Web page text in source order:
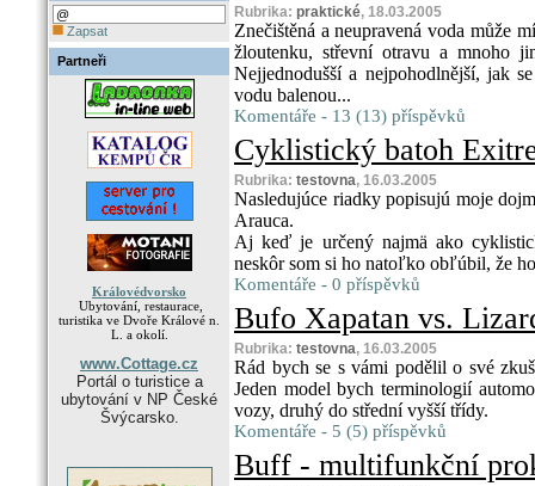
Zapsat
Partneři
Královédvorsko
Ubytování, restaurace,
turistika ve Dvoře Králové n.
L. a okolí.
www.Cottage.cz
Portál o turistice a
ubytování v NP České
Švýcarsko.
Rubrika: praktické, 18.03.2005
Znečištěná a neupravená voda může
žloutenku, střevní otravu a mnoho
Nejjednodušší a nejpohodlnější, jak
vodu balenou...
Komentáře - 13 (13) příspěvků
Cyklistický batoh
Rubrika: testovna, 16.03.2005
Nasledujúce riadky popisujú moje
Arauca.
Aj keď je určený najmä ako
neskôr som si ho natoľko obľúbil, že
Komentáře - 0 příspěvků
Bufo Xapatan vs.
Rubrika: testovna, 16.03.2005
Rád bych se s vámi podělil o své
Jeden model bych terminologií
vozy, druhý do střední vyšší třídy.
Komentáře - 5 (5) příspěvků
Buff - multifunkční